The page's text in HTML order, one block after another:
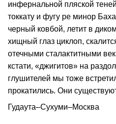
инфернальной пляской
токкату и фугу ре минор
черный ковбой, летит в
хищный глаз циклоп,
отечными сталактитными
кстати, «джигитов» на
глушителей мы тоже
прокатились. Они
Гудаута–Сухуми–Москва